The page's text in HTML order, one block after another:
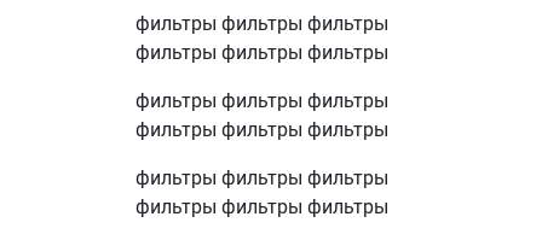
фильтры фильтры фильтры
фильтры фильтры фильтры
фильтры фильтры фильтры
фильтры фильтры фильтры
фильтры фильтры фильтры
фильтры фильтры фильтры